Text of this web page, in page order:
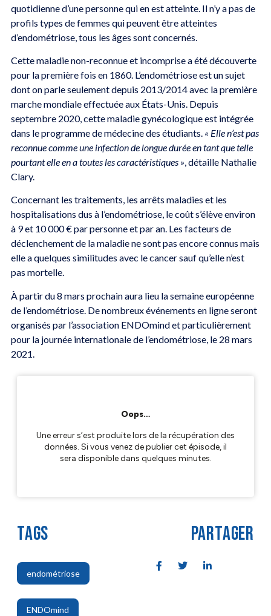
quotidienne d’une personne qui en est atteinte. Il n’y a pas de
profils types de femmes qui peuvent être atteintes
d’endométriose, tous les âges sont concernés.
Cette maladie non-reconnue et incomprise a été découverte
pour la première fois en 1860. L’endométriose est un sujet
dont on parle seulement depuis 2013/2014 avec la première
marche mondiale effectuée aux États-Unis. Depuis
septembre 2020, cette maladie gynécologique est intégrée
dans le programme de médecine des étudiants. « Elle n’est pas
reconnue comme une infection de longue durée en tant que telle
pourtant elle en a toutes les caractéristiques », détaille Nathalie
Clary.
Concernant les traitements, les arrêts maladies et les
hospitalisations dus à l’endométriose, le coût s’élève environ
à 9 et 10 000 € par personne et par an. Les facteurs de
déclenchement de la maladie ne sont pas encore connus mais
elle a quelques similitudes avec le cancer sauf qu’elle n’est
pas mortelle.
À partir du 8 mars prochain aura lieu la semaine européenne
de l’endométriose. De nombreux événements en ligne seront
organisés par l’association ENDOmind et particulièrement
pour la journée internationale de l’endométriose, le 28 mars
2021.
TAGS
endométriose
,
ENDOmind
PARTAGER